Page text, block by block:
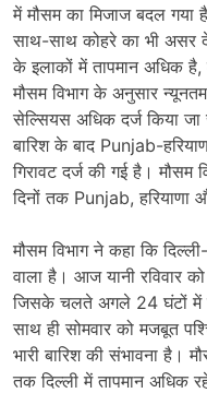
में मौसम का मिजाज बदल गया
साथ-साथ कोहरे का भी असर
के इलाकों में तापमान अधिक है,
मौसम विभाग के अनुसार
सेल्सियस अधिक दर्ज किया
बारिश के बाद Punjab-
गिरावट दर्ज की गई है। मौसम
दिनों तक Punjab, हरियाणा
मौसम विभाग ने कहा कि
वाला है। आज यानी रविवार
जिसके चलते अगले 24 घंटों में
साथ ही सोमवार को मजबूत
भारी बारिश की संभावना है।
तक दिल्ली में तापमान अधिक